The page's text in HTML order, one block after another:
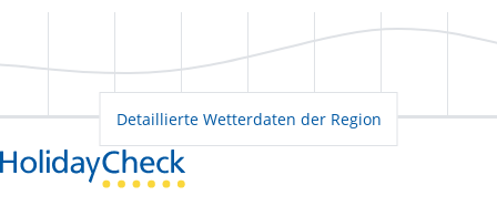
Detaillierte Wetterdaten der Region